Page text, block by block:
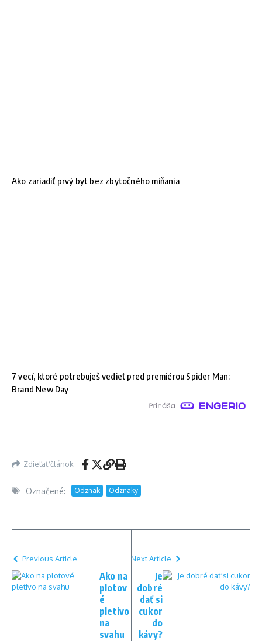
Ako zariadiť prvý byt bez zbytočného míňania
7 vecí, ktoré potrebuješ vedieť pred premiérou Spider Man:
Brand New Day
Zdieľať článok
Označené: Odznak Odznaky
Previous Article
Ako na
plotov
é
pletivo
na
svahu
Next Article
Je
dobré
dať si
cukor
do
kávy?